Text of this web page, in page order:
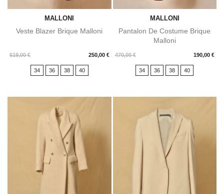
MALLONI
Veste Blazer Brique Malloni
619,00 € 250,00 €
Prix
34 36 38 40
MALLONI
Pantalon De Costume Brique
Malloni
470,00 € 190,00 €
Prix
34 36 38 40